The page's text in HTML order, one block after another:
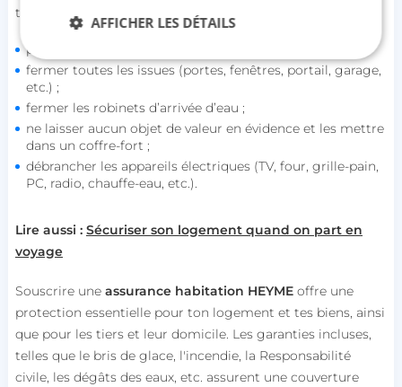
ton retour. Par exemple, tu peux :
prévenir tes voisins de la durée de ton absence ;
fermer toutes les issues (portes, fenêtres, portail, garage,
etc.) ;
fermer les robinets d’arrivée d’eau ;
ne laisser aucun objet de valeur en évidence et les mettre
dans un coffre-fort ;
débrancher les appareils électriques (TV, four, grille-pain,
PC, radio, chauffe-eau, etc.).
Lire aussi : Sécuriser son logement quand on part en
voyage
Souscrire une assurance habitation HEYMEoffre une
protection essentielle pour ton logement et tes biens, ainsi
que pour les tiers et leur domicile. Les garanties incluses,
telles que le bris de glace, l'incendie, la Responsabilité
civile, les dégâts des eaux, etc. assurent une couverture
AFFICHER LES DÉTAILS
Fonctionnalité Non classifiés
Les cookies strictement nécessaires habilitent des
fonctionnalités de base du site Web telles que la
connexion des utilisateurs et la gestion des
nécessaires.
lccst accounts.livechat.com